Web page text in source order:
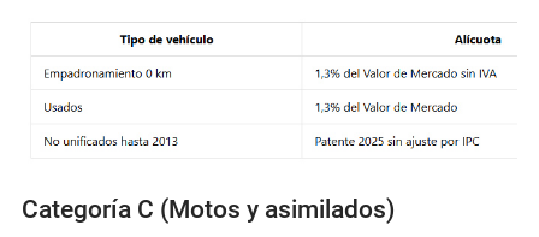
Categoría C (Motos y asimilados)